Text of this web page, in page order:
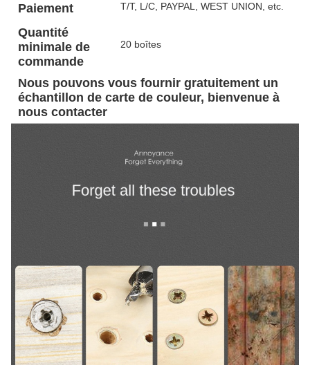
Paiement T/T, L/C, PAYPAL, WEST UNION, etc.
Quantité
minimale de
commande
20 boîtes
Nous pouvons vous fournir gratuitement un
échantillon de carte de couleur, bienvenue à
nous contacter